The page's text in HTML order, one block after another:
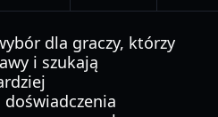
dla graczy, którzy
i szukają